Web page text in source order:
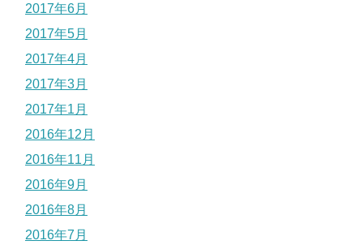
2017年6月
2017年5月
2017年4月
2017年3月
2017年1月
2016年12月
2016年11月
2016年9月
2016年8月
2016年7月